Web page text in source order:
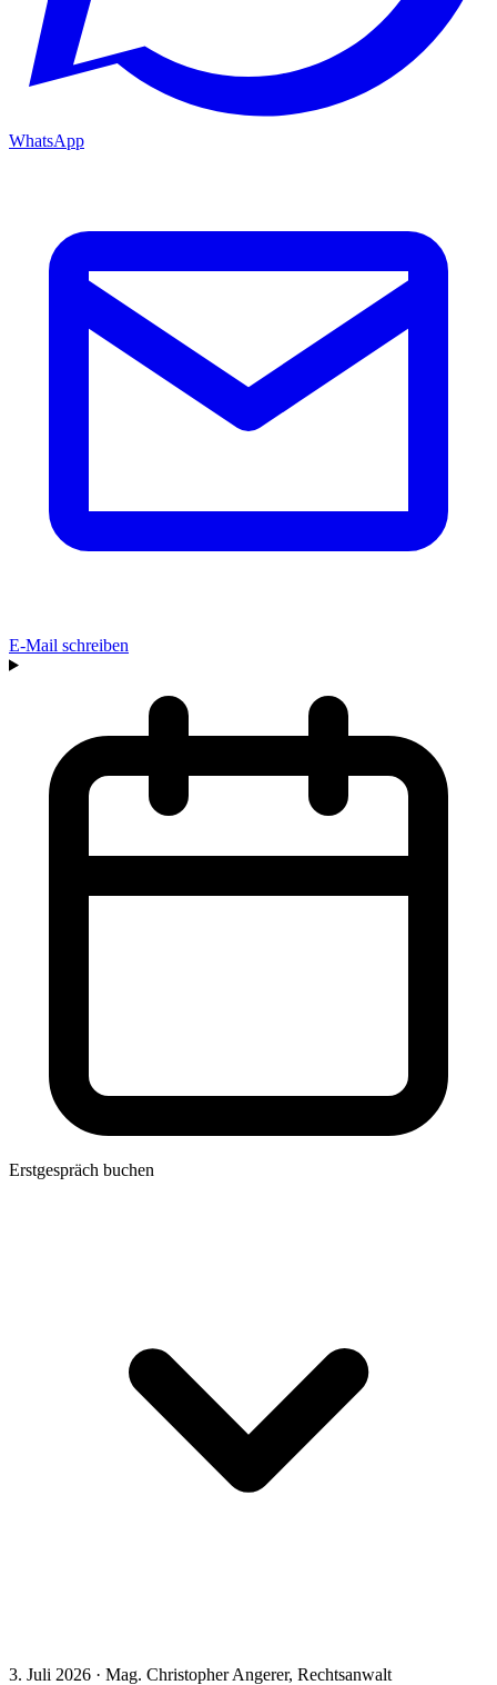
WhatsApp
E-Mail schreiben
Erstgespräch buchen
3. Juli 2026 · Mag. Christopher Angerer, Rechtsanwalt